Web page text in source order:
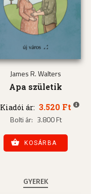
James R. Walters
Apa születik
Kiadói ár: 3.520 Ft
Bolti ár: 3.800 Ft
KOSÁRBA
GYEREK